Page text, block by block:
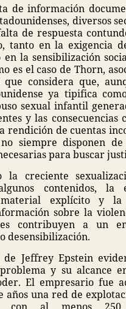
de información
diversos
de respuesta
tanto en la exigencia
en la sensibilización
es el caso de Thorn,
considera que,
ya tipifica
sexual infantil
y las consecuencias
rendición de cuentas
siempre disponen
para buscar
la creciente
contenidos, la
explícito y
sobre la
contribuyen a un
desensibilización.
de Jeffrey Epstein
y su alcance
El empresario fue
años una red de